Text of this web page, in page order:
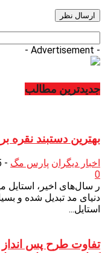
- Advertisement -
جدیدترین مطالب
بهترین دستبند نقره
اخبار دیگران پارس مگ -
0
ر سال‌های اخیر، استایل
دنیای مد تبدیل شده و
استایل...
تفاوت طرح پس انداز